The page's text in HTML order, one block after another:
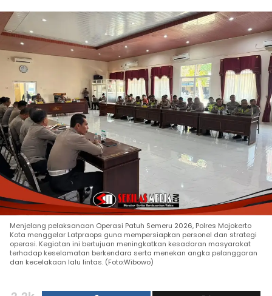
Menjelang pelaksanaan Operasi Patuh Semeru 2026, Polres Mojokerto
Kota menggelar Latpraops guna mempersiapkan personel dan strategi
operasi. Kegiatan ini bertujuan meningkatkan kesadaran masyarakat
terhadap keselamatan berkendara serta menekan angka pelanggaran
dan kecelakaan lalu lintas. (Foto:Wibowo)